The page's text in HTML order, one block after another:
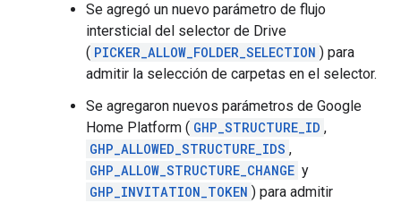
Se agregó un nuevo parámetro de flujo
intersticial del selector de Drive
( PICKER_ALLOW_FOLDER_SELECTION ) para
admitir la selección de carpetas en el selector.
Se agregaron nuevos parámetros de Google
Home Platform ( GHP_STRUCTURE_ID ,
GHP_ALLOWED_STRUCTURE_IDS ,
GHP_ALLOW_STRUCTURE_CHANGE y
GHP_INVITATION_TOKEN ) para admitir